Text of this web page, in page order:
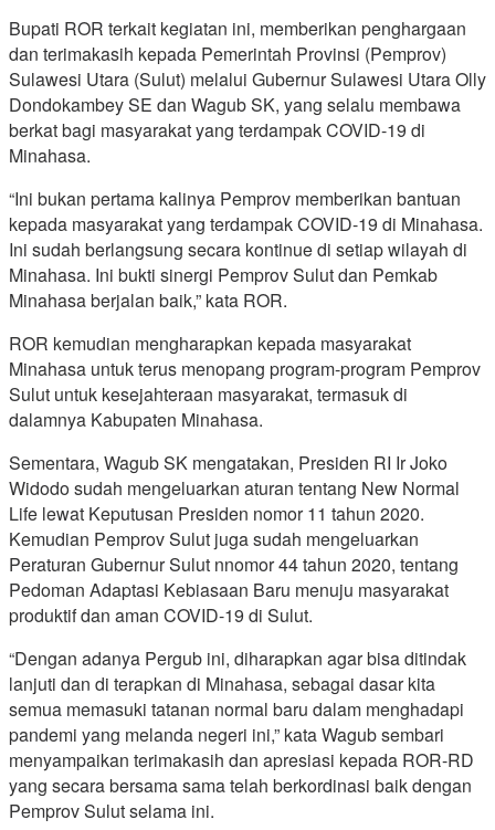
Bupati ROR terkait kegiatan ini, memberikan penghargaan
dan terimakasih kepada Pemerintah Provinsi (Pemprov)
Sulawesi Utara (Sulut) melalui Gubernur Sulawesi Utara Olly
Dondokambey SE dan Wagub SK, yang selalu membawa
berkat bagi masyarakat yang terdampak COVID-19 di
Minahasa.
“Ini bukan pertama kalinya Pemprov memberikan bantuan
kepada masyarakat yang terdampak COVID-19 di Minahasa.
Ini sudah berlangsung secara kontinue di setiap wilayah di
Minahasa. Ini bukti sinergi Pemprov Sulut dan Pemkab
Minahasa berjalan baik,” kata ROR.
ROR kemudian mengharapkan kepada masyarakat
Minahasa untuk terus menopang program-program Pemprov
Sulut untuk kesejahteraan masyarakat, termasuk di
dalamnya Kabupaten Minahasa.
Sementara, Wagub SK mengatakan, Presiden RI Ir Joko
Widodo sudah mengeluarkan aturan tentang New Normal
Life lewat Keputusan Presiden nomor 11 tahun 2020.
Kemudian Pemprov Sulut juga sudah mengeluarkan
Peraturan Gubernur Sulut nnomor 44 tahun 2020, tentang
Pedoman Adaptasi Kebiasaan Baru menuju masyarakat
produktif dan aman COVID-19 di Sulut.
“Dengan adanya Pergub ini, diharapkan agar bisa ditindak
lanjuti dan di terapkan di Minahasa, sebagai dasar kita
semua memasuki tatanan normal baru dalam menghadapi
pandemi yang melanda negeri ini,” kata Wagub sembari
menyampaikan terimakasih dan apresiasi kepada ROR-RD
yang secara bersama sama telah berkordinasi baik dengan
Pemprov Sulut selama ini.